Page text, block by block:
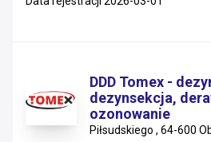
DDD Tomex -
dezynsekcja,
ozonowanie
Piłsudskiego , 64-600